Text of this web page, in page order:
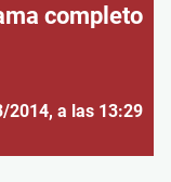
completo
2014, a las 13:29